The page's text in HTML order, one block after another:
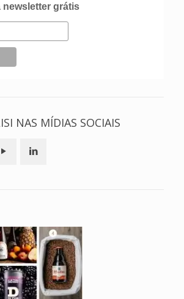
grátis
NAS MÍDIAS SOCIAIS